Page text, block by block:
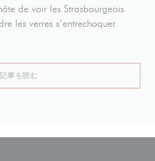
de voir les Strasbourgeois
les verres s’entrechoquer.
記事を読む